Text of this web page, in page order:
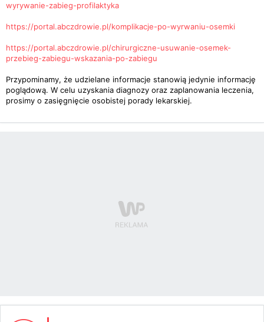
wyrywanie-zabieg-profilaktyka
https://portal.abczdrowie.pl/komplikacje-po-wyrwaniu-osemki
https://portal.abczdrowie.pl/chirurgiczne-usuwanie-osemek-
przebieg-zabiegu-wskazania-po-zabiegu
Przypominamy, że udzielane informacje stanowią jedynie informację
poglądową. W celu uzyskania diagnozy oraz zaplanowania leczenia,
prosimy o zasięgnięcie osobistej porady lekarskiej.